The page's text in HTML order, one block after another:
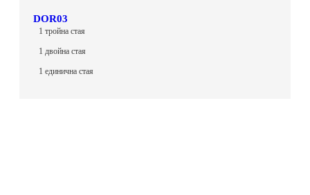
DOR03
1 тройна стая
1 двойна стая
1 единична стая